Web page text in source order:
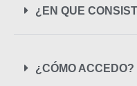
¿EN QUE
¿CÓMO ACCEDO?